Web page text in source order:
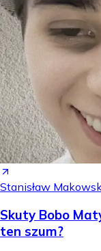
Stanisław
Skuty Bobo
ten szum?